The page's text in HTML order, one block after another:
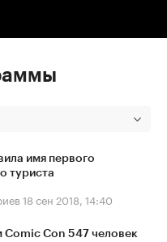
имя первого
туриста
18 сен 2018, 14:40
Comic Con 547 человек